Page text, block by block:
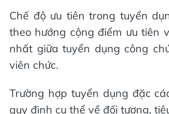
Chế độ ưu tiên trong tuyển
theo hướng cộng điểm ưu tiên
nhất giữa tuyển dụng công
viên chức.
Trường hợp tuyển dụng đặc
quy định cụ thể về đối tượng,